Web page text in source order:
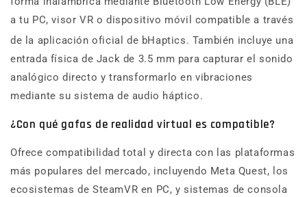
a tu PC, visor VR o dispositivo móvil compatible a través
de la aplicación oficial de bHaptics. También incluye una
entrada física de Jack de 3.5 mm para capturar el sonido
analógico directo y transformarlo en vibraciones
mediante su sistema de audio háptico.
¿Con qué gafas de realidad virtual es compatible?
Ofrece compatibilidad total y directa con las plataformas
más populares del mercado, incluyendo Meta Quest, los
ecosistemas de SteamVR en PC, y sistemas de consola